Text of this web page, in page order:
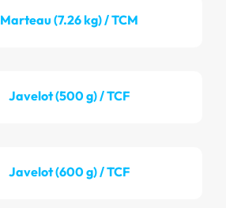
Marteau (7.26 kg) / TCM
Javelot (500 g) / TCF
Javelot (600 g) / TCF